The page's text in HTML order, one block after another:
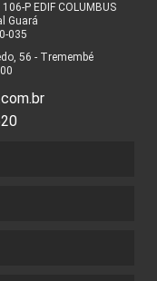
P EDIF COLUMBUS
Guará
035
56 - Tremembé